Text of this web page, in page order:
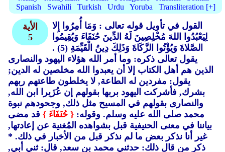
Spanish
Swahili Turkish Urdu Yoruba Transliteration [+]
الأية
5
القول في تأويل قوله تعالى : وَمَا أُمِرُوا إِلا
لِيَعْبُدُوا اللهَ مُخْلِصِينَ لَهُ الدِّينَ حُنَفَاءَ وَيُقِيمُوا
الصَّلاةَ وَيُؤْتُوا الزَّكَاةَ وَذَلِكَ دِينُ الْقَيِّمَةِ (5)
.
يقول تعالى ذكره: وما أمر الله هؤلاء اليهود والنصارى
الذين هم أهل الكتاب إلا أن يعبدوا الله مخلصين له الدين;
يقول: مفردين له الطاعة, لا يخلطون طاعتهم ربهم
بشرك, فأشركت اليهود بربها بقولهم إن عُزَيرا ابن الله,
والنصارى بقولهم في المسيح مثل ذلك, وجحودهم نبوة
محمد صلى الله عليه وسلم. وقوله: { حُنَفَاءَ } قد مضى
بياننا في معنى الحنيفية قبل بشواهده المُغنية عن إعادتها,
غير أنا نذكر بعض ما لم نذكر قبل من الأخبار في ذلك. *
ذكر من قال ذلك: حدثني محمد بن سعد, قال: ثني أبي,